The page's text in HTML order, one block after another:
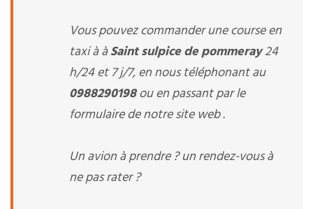
Vous pouvez commander une course en
taxi à àSaint sulpice de pommeray24
h/24 et 7 j/7, en nous téléphonant au
0988290198ou en passant par le
formulaire de notre site web .
Un avion à prendre ? un rendez-vous à
ne pas rater ?